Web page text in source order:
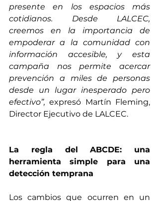
presente en los espacios más
cotidianos. Desde LALCEC,
creemos en la importancia de
empoderar a la comunidad con
información accesible, y esta
campaña nos permite acercar
prevención a miles de personas
desde un lugar inesperado pero
efectivo”, expresó Martín Fleming,
Director Ejecutivo de LALCEC.
La regla del ABCDE: una
herramienta simple para una
detección temprana
Los cambios que ocurren en un